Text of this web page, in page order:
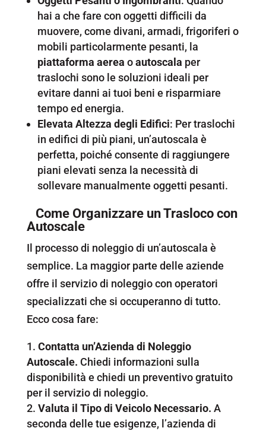
hai a che fare con oggetti difficili da
muovere, come divani, armadi, frigoriferi o
mobili particolarmente pesanti, la
piattaforma aerea oautoscala per
traslochi sono le soluzioni ideali per
evitare danni ai tuoi beni e risparmiare
tempo ed energia.
Elevata Altezza degli Edifici: Per traslochi
in edifici di più piani, un’autoscala è
perfetta, poiché consente di raggiungere
piani elevati senza la necessità di
sollevare manualmente oggetti pesanti.
Come Organizzare un Trasloco con
Autoscale
Il processo di noleggio di un’autoscala è
semplice. La maggior parte delle aziende
offre il servizio di noleggio con operatori
specializzati che si occuperanno di tutto.
Ecco cosa fare:
Contatta un’Azienda di Noleggio
Autoscale. Chiedi informazioni sulla
disponibilità e chiedi un preventivo gratuito
per il servizio di noleggio.
Valuta il Tipo di Veicolo Necessario. A
seconda delle tue esigenze, l’azienda di